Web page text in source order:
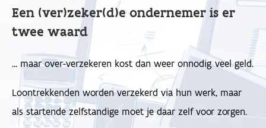
Een (ver)zeker(d)e ondernemer is er
twee waard
... maar over-verzekeren kost dan weer onnodig veel geld.
Loontrekkenden worden verzekerd via hun werk, maar
als startende zelfstandige moet je daar zelf voor zorgen.